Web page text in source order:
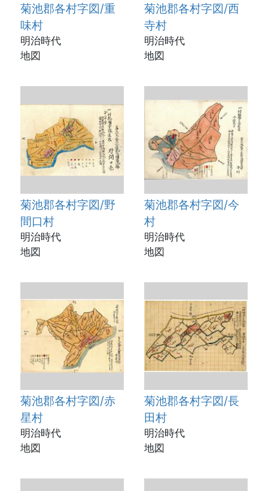
菊池郡各村字図/重
味村
明治時代
地図
菊池郡各村字図/西
寺村
明治時代
地図
菊池郡各村字図/野
間口村
明治時代
地図
菊池郡各村字図/今
村
明治時代
地図
菊池郡各村字図/赤
星村
明治時代
地図
菊池郡各村字図/長
田村
明治時代
地図